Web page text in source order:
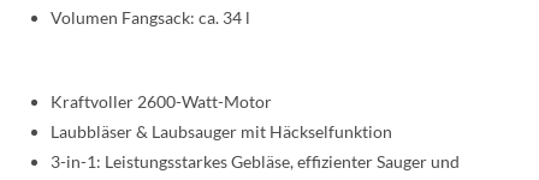
Volumen Fangsack: ca. 34 l
Kraftvoller 2600-Watt-Motor
Laubbläser & Laubsauger mit Häckselfunktion
3-in-1: Leistungsstarkes Gebläse, effizienter Sauger und